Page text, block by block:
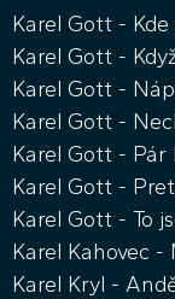
Karel Gott -
Karel Gott -
Karel Gott -
Karel Gott -
Karel Gott -
Karel Gott -
Karel Gott - To
Karel Kahovec
Karel Kryl -